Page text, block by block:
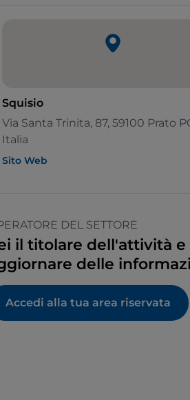
Squisio
Via Santa Trinita, 87, 59100 Prato
Italia
Sito Web
DEL SETTORE
il titolare dell'attività e
delle
Accedi alla tua area riservata